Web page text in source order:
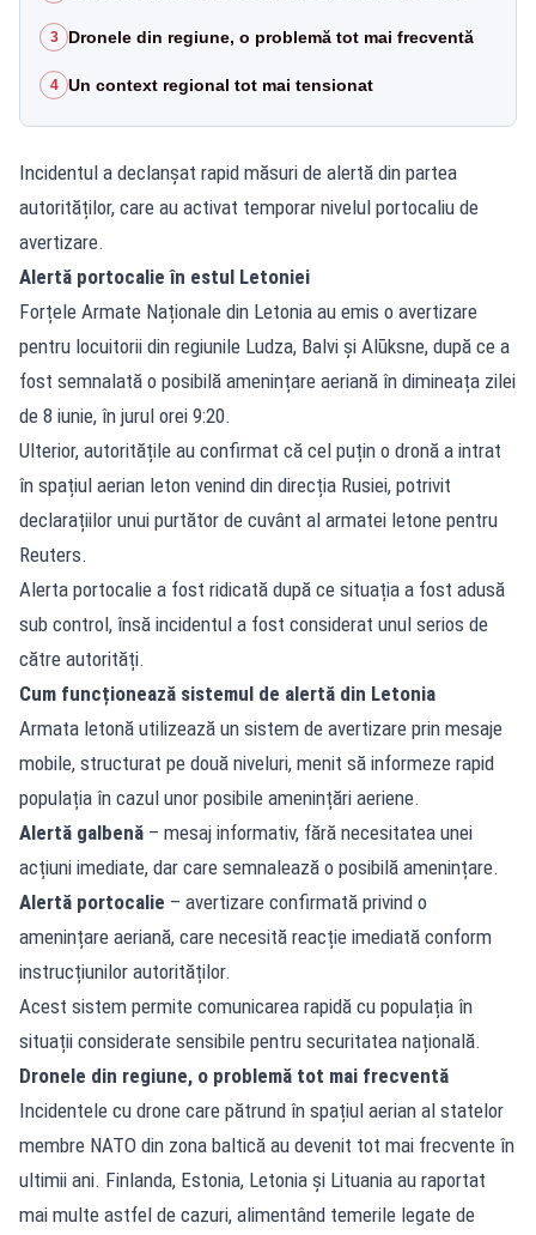
3 Dronele din regiune, o problemă tot mai frecventă
4 Un context regional tot mai tensionat
Incidentul a declanșat rapid măsuri de alertă din partea
autorităților, care au activat temporar nivelul portocaliu de
avertizare.
Alertă portocalie în estul Letoniei
Forțele Armate Naționale din Letonia au emis o avertizare
pentru locuitorii din regiunile Ludza, Balvi și Alūksne, după ce a
fost semnalată o posibilă amenințare aeriană în dimineața zilei
de 8 iunie, în jurul orei 9:20.
Ulterior, autoritățile au confirmat că cel puțin o dronă a intrat
în spațiul aerian leton venind din direcția Rusiei, potrivit
declarațiilor unui purtător de cuvânt al armatei letone pentru
Reuters.
Alerta portocalie a fost ridicată după ce situația a fost adusă
sub control, însă incidentul a fost considerat unul serios de
către autorități.
Cum funcționează sistemul de alertă din Letonia
Armata letonă utilizează un sistem de avertizare prin mesaje
mobile, structurat pe două niveluri, menit să informeze rapid
populația în cazul unor posibile amenințări aeriene.
Alertă galbenă – mesaj informativ, fără necesitatea unei
acțiuni imediate, dar care semnalează o posibilă amenințare.
Alertă portocalie – avertizare confirmată privind o
amenințare aeriană, care necesită reacție imediată conform
instrucțiunilor autorităților.
Acest sistem permite comunicarea rapidă cu populația în
situații considerate sensibile pentru securitatea națională.
Dronele din regiune, o problemă tot mai frecventă
Incidentele cu drone care pătrund în spațiul aerian al statelor
membre NATO din zona baltică au devenit tot mai frecvente în
ultimii ani. Finlanda, Estonia, Letonia și Lituania au raportat
mai multe astfel de cazuri, alimentând temerile legate de